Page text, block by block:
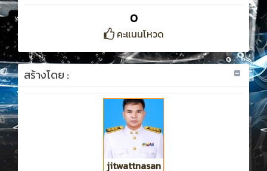
0
คะแนนโหวด
สร้างโดย :
jitwattnasan